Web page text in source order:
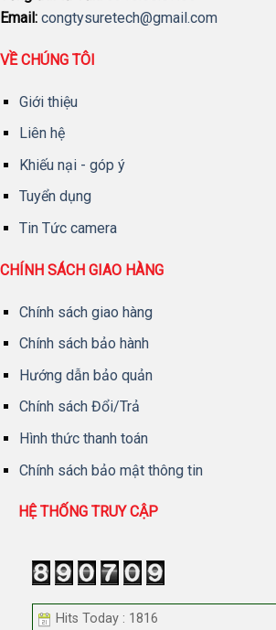
Email: congtysuretech@gmail.com
VỀ CHÚNG TÔI
Giới thiệu
Liên hệ
Khiếu nại - góp ý
Tuyển dụng
Tin Tức camera
CHÍNH SÁCH GIAO HÀNG
Chính sách giao hàng
Chính sách bảo hành
Hướng dẫn bảo quản
Chính sách Đổi/Trả
Hình thức thanh toán
Chính sách bảo mật thông tin
HỆ THỐNG TRUY CẬP
Hits Today : 1816